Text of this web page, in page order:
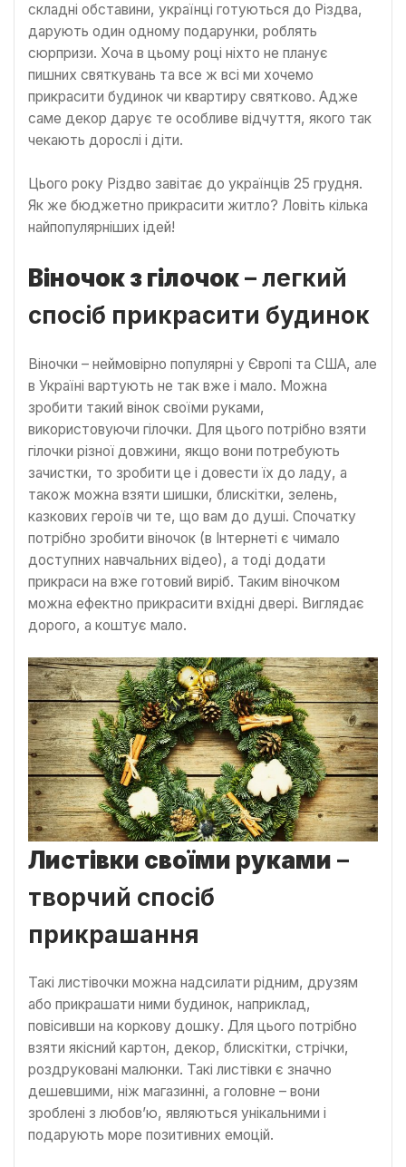
складні обставини, українці готуються до Різдва,
дарують один одному подарунки, роблять
сюрпризи. Хоча в цьому році ніхто не планує
пишних святкувань та все ж всі ми хочемо
прикрасити будинок чи квартиру святково. Адже
саме декор дарує те особливе відчуття, якого так
чекають дорослі і діти.
Цього року Різдво завітає до українців 25 грудня.
Як же бюджетно прикрасити житло? Ловіть кілька
найпопулярніших ідей!
Віночок з гілочок– легкий
спосіб прикрасити будинок
Віночки – неймовірно популярні у Європі та США, але
в Україні вартують не так вже і мало. Можна
зробити такий вінок своїми руками,
використовуючи гілочки. Для цього потрібно взяти
гілочки різної довжини, якщо вони потребують
зачистки, то зробити це і довести їх до ладу, а
також можна взяти шишки, блискітки, зелень,
казкових героїв чи те, що вам до душі. Спочатку
потрібно зробити віночок (в Інтернеті є чимало
доступних навчальних відео), а тоді додати
прикраси на вже готовий виріб. Таким віночком
можна ефектно прикрасити вхідні двері. Виглядає
дорого, а коштує мало.
Листівки своїми руками –
творчий спосіб
прикрашання
Такі листівочки можна надсилати рідним, друзям
або прикрашати ними будинок, наприклад,
повісивши на коркову дошку. Для цього потрібно
взяти якісний картон, декор, блискітки, стрічки,
роздруковані малюнки. Такі листівки є значно
дешевшими, ніж магазинні, а головне – вони
зроблені з любов’ю, являються унікальними і
подарують море позитивних емоцій.